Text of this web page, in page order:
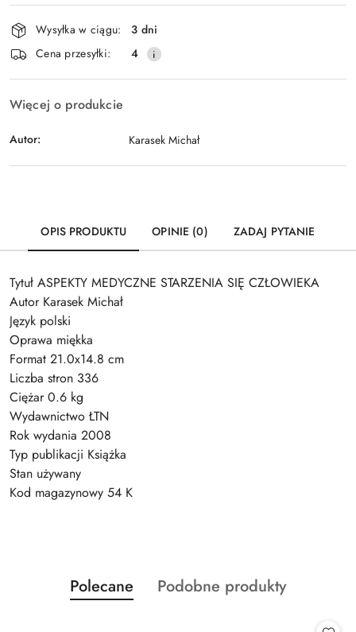
Wyślij
Dostępność
i
dostawa
Wysyłka w ciągu:
3 dni
Cena przesyłki:
4
Więcej o produkcie
Autor: Karasek Michał
OPIS PRODUKTU OPINIE (0) ZADAJ PYTANIE
Tytuł ASPEKTY MEDYCZNE STARZENIA SIĘ CZŁOWIEKA
Autor Karasek Michał
Język polski
Oprawa miękka
Format 21.0x14.8 cm
Liczba stron 336
Ciężar 0.6 kg
Wydawnictwo ŁTN
Rok wydania 2008
Typ publikacji Książka
Stan używany
Kod magazynowy 54 K
Pomiń karuzelę produktów
Produkty
o
Polecane
Produkty
Podobne produkty